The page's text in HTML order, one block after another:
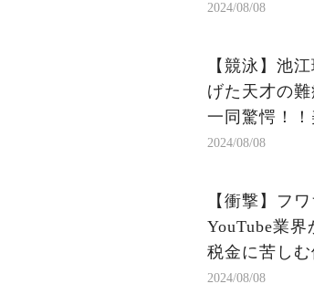
2024/08/08
【競泳】池
げた天才の
一同驚愕！
2024/08/08
【衝撃】フ
YouTube業
税金に苦し
2024/08/08